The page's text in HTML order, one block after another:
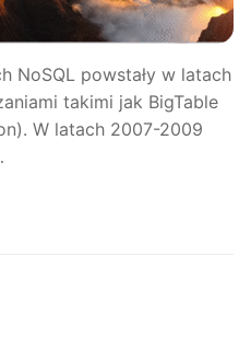
NoSQL powstały w latach
takimi jak BigTable
W latach 2007-2009